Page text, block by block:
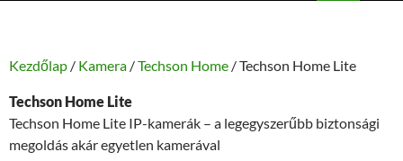
Kezdőlap / Kamera /Techson Home / Techson Home Lite
Techson Home Lite
Techson Home Lite IP-kamerák – a legegyszerűbb biztonsági
megoldás akár egyetlen kamerával